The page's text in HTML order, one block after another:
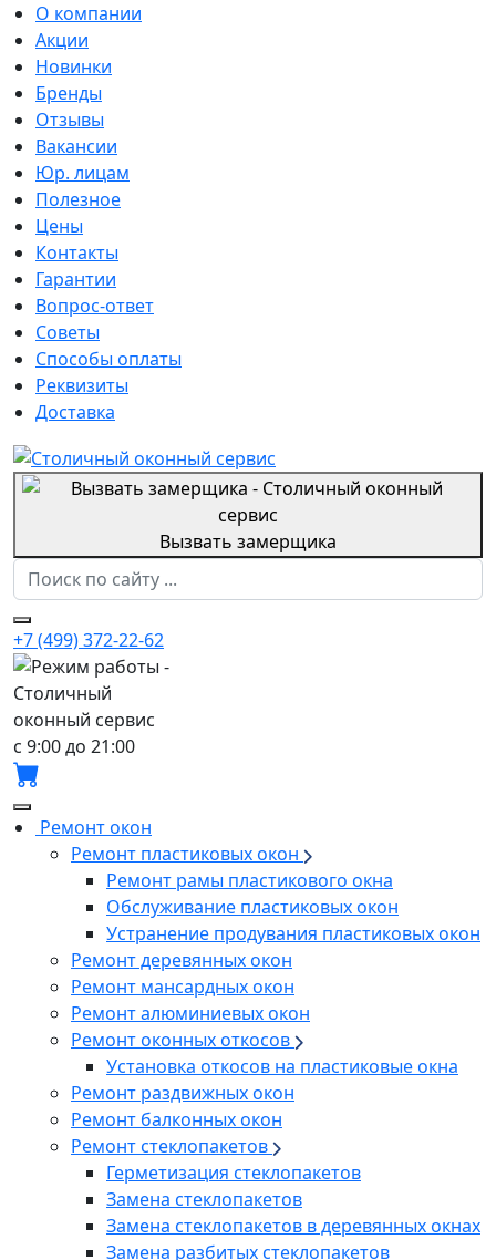
О компании
Акции
Новинки
Бренды
Отзывы
Вакансии
Юр. лицам
Полезное
Цены
Контакты
Гарантии
Вопрос-ответ
Советы
Способы оплаты
Реквизиты
Доставка
Вызвать замерщика
+7 (499) 372-22-62
с 9:00 до 21:00
Ремонт окон
Ремонт пластиковых окон
Ремонт рамы пластикового окна
Обслуживание пластиковых окон
Устранение продувания пластиковых окон
Ремонт деревянных окон
Ремонт мансардных окон
Ремонт алюминиевых окон
Ремонт оконных откосов
Установка откосов на пластиковые окна
Ремонт раздвижных окон
Ремонт балконных окон
Ремонт стеклопакетов
Герметизация стеклопакетов
Замена стеклопакетов
Замена стеклопакетов в деревянных окнах
Замена разбитых стеклопакетов